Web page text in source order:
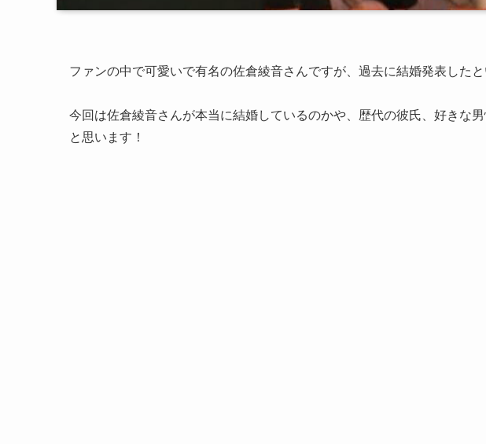
ファンの中で可愛いで有名の佐倉綾音さんですが、過去に結婚発表した
今回は佐倉綾音さんが本当に結婚しているのかや、歴代の彼氏、好きな
と思います！